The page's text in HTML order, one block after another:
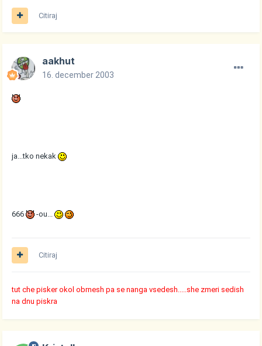
Citiraj
aakhut
16. december 2003
ja...tko nekak
666 -ou...
Citiraj
tut che pisker okol obrnesh pa se nanga vsedesh.....she zmeri sedish
na dnu piskra